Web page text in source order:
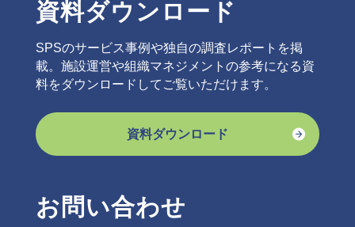
資料ダウンロード
SPSのサービス事例や独自の調査レポートを掲
載。施設運営や組織マネジメントの参考になる資
料をダウンロードしてご覧いただけます。
資料ダウンロード
お問い合わせ